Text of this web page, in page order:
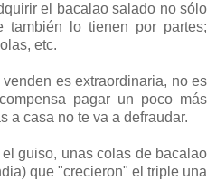
el bacalao salado no sólo
también lo tienen por partes;
etc.
es extraordinaria, no es
pagar un poco más
a casa no te va a defraudar.
guiso, unas colas de bacalao
que "crecieron" el triple una